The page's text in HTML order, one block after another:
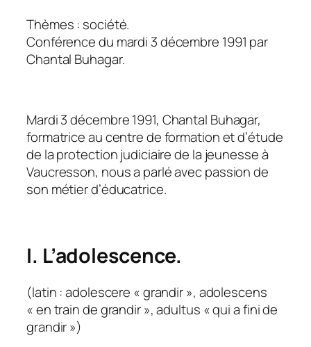
Thèmes : société.
Conférence du mardi 3 décembre 1991 par
Chantal Buhagar.
Mardi 3 décembre 1991, Chantal Buhagar,
formatrice au centre de formation et d’étude
de la protection judiciaire de la jeunesse à
Vaucresson, nous a parlé avec passion de
son métier d’éducatrice.
I. L’adolescence.
(latin : adolescere « grandir », adolescens
« en train de grandir », adultus « qui a fini de
grandir »)